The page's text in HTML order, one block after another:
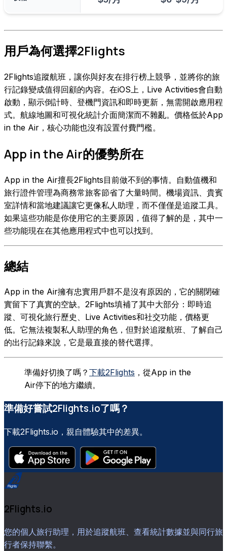
用戶為何選擇2Flights
2Flights追蹤航班，讓你與好友在排行榜上競爭，並將你的旅
行記錄變成值得回顧的內容。在iOS上，Live Activities會自動
啟動，顯示倒計時、登機門資訊和即時更新，無需開啟應用程
式。航線地圖和可視化統計介面簡潔而不雜亂。價格低於App
in the Air，核心功能也沒有設置付費門檻。
App in the Air的優勢所在
App in the Air擅長2Flights目前做不到的事情。自動值機和
旅行證件管理為商務常旅客節省了大量時間。機場資訊、貴賓
室詳情和當地建議讓它更像私人助理，而不僅僅是追蹤工具。
如果這些功能是你使用它的主要原因，值得了解的是，其中一
些功能現在在其他應用程式中也可以找到。
總結
App in the Air擁有忠實用戶群不是沒有原因的，它的關閉確
實留下了真實的空缺。2Flights填補了其中大部分：即時追
蹤、可視化旅行歷史、Live Activities和社交功能，價格更
低。它無法複製私人助理的角色，但對於追蹤航班、了解自己
的出行記錄來說，它是最直接的替代選擇。
準備好切換了嗎？ 下載2Flights ，從App in the
Air停下的地方繼續。
準備好嘗試2Flights.io了嗎？
下載2Flights.io，親自體驗其中的差異。
2Flights.io
您的個人旅行助理，用於追蹤航班、查看統計數據並與同行旅
行者保持聯繫。